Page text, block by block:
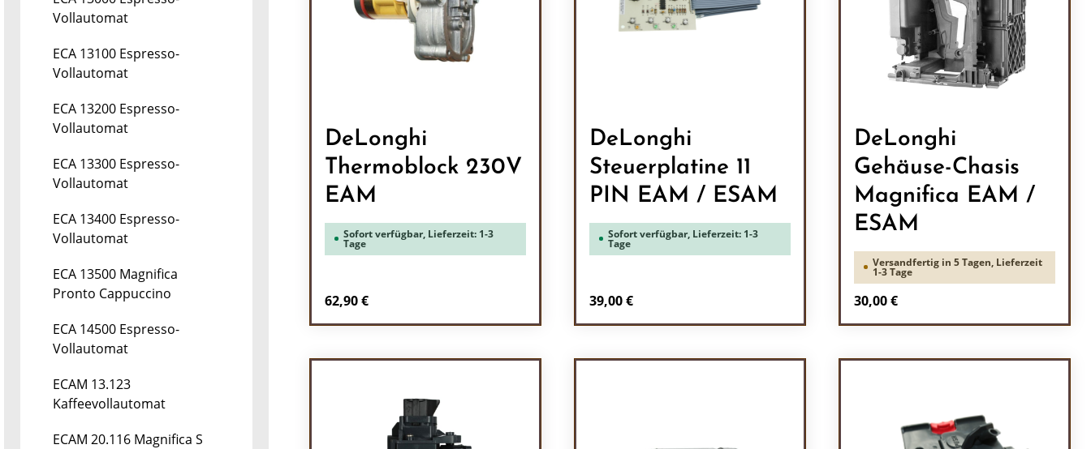
Vollautomat
ECA 13100 Espresso-
Vollautomat
ECA 13200 Espresso-
Vollautomat
ECA 13300 Espresso-
Vollautomat
ECA 13400 Espresso-
Vollautomat
ECA 13500 Magnifica
Pronto Cappuccino
ECA 14500 Espresso-
Vollautomat
ECAM 13.123
Kaffeevollautomat
ECAM 20.116 Magnifica S
DeLonghi
Thermoblock 230V
EAM
Sofort verfügbar, Lieferzeit: 1-3
Tage
Regulärer Preis:
62,90 €
DeLonghi
Steuerplatine 11
PIN EAM / ESAM
Sofort verfügbar, Lieferzeit: 1-3
Tage
Regulärer Preis:
39,00 €
DeLonghi
Gehäuse-Chasis
Magnifica EAM /
ESAM
Versandfertig in 5 Tagen, Lieferzeit
1-3 Tage
Regulärer Preis:
30,00 €